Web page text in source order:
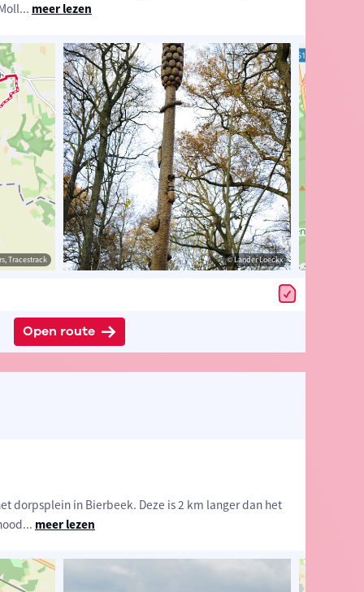
© Toerisme Bierbeek
... meer lezen
Tracestrack © Lander Loeckx
Open route
dorpsplein in Bierbeek. Deze is 2 km langer dan het
... meer lezen